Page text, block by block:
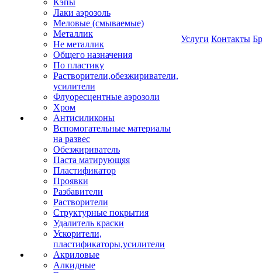
Кэпы
Лаки аэрозоль
Меловые (смываемые)
Металлик
Не металлик
Общего назначения
По пластику
Растворители,обезжириватели,
усилители
Флуоресцентные аэрозоли
Хром
Антисиликоны
Вспомогательные материалы
на развес
Обезжириватель
Паста матирующяя
Пластификатор
Проявки
Разбавители
Растворители
Структурные покрытия
Удалитель краски
Ускорители,
пластификаторы,усилители
Акриловые
Алкидные
Услуги Контакты